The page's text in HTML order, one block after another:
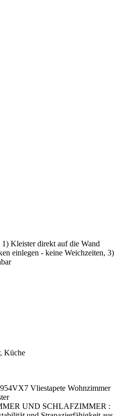
Kleister direkt auf die Wand
einlegen - keine Weichzeiten, 3)
Küche
Vliestapete Wohnzimmer
UND SCHLAFZIMMER :